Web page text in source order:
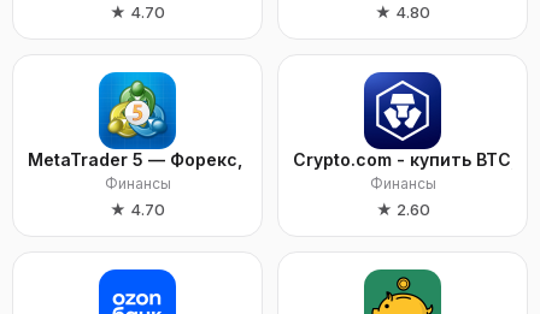
★ 4.70 ★ 4.80
MetaTrader 5 — Форекс, Акции
Финансы
★ 4.70
Crypto.com - купить BTC,
Финансы
★ 2.60